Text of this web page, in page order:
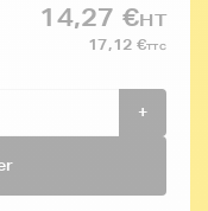
14,27 €HT
17,12 €TTC
+